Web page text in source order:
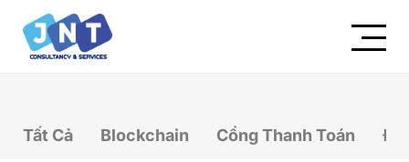
Tất Cả Blockchain Cổng Thanh Toán